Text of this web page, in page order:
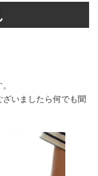
いましたら何でも聞